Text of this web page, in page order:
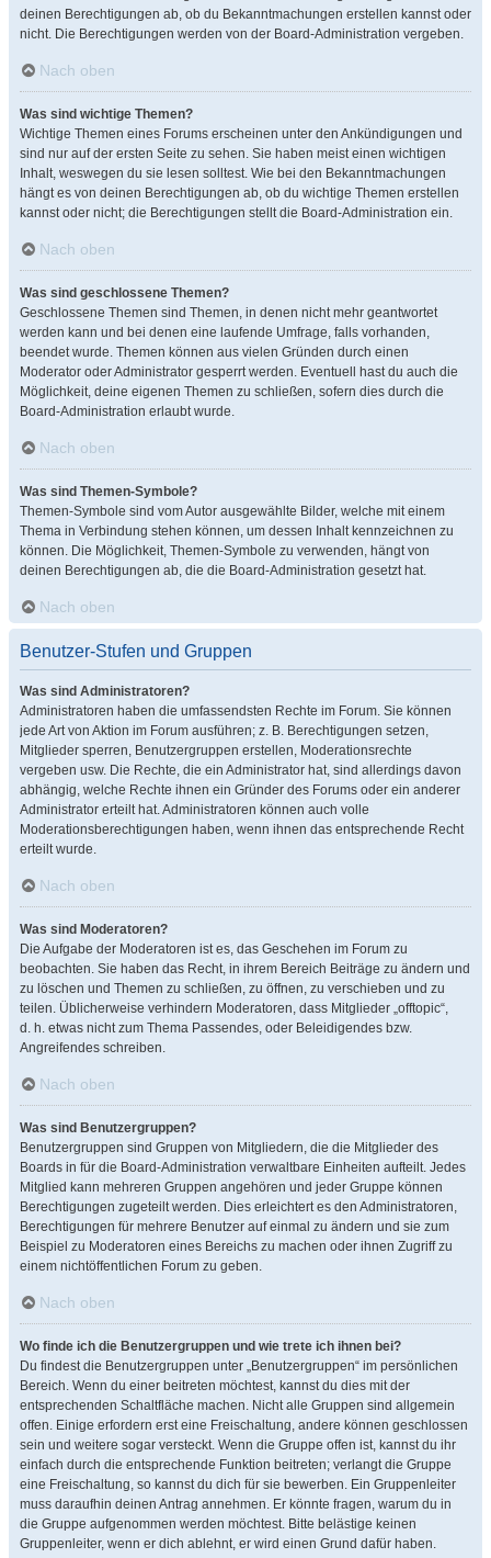
deinen Berechtigungen ab, ob du Bekanntmachungen erstellen kannst oder
nicht. Die Berechtigungen werden von der Board-Administration vergeben.
Nach oben
Was sind wichtige Themen?
Wichtige Themen eines Forums erscheinen unter den Ankündigungen und
sind nur auf der ersten Seite zu sehen. Sie haben meist einen wichtigen
Inhalt, weswegen du sie lesen solltest. Wie bei den Bekanntmachungen
hängt es von deinen Berechtigungen ab, ob du wichtige Themen erstellen
kannst oder nicht; die Berechtigungen stellt die Board-Administration ein.
Nach oben
Was sind geschlossene Themen?
Geschlossene Themen sind Themen, in denen nicht mehr geantwortet
werden kann und bei denen eine laufende Umfrage, falls vorhanden,
beendet wurde. Themen können aus vielen Gründen durch einen
Moderator oder Administrator gesperrt werden. Eventuell hast du auch die
Möglichkeit, deine eigenen Themen zu schließen, sofern dies durch die
Board-Administration erlaubt wurde.
Nach oben
Was sind Themen-Symbole?
Themen-Symbole sind vom Autor ausgewählte Bilder, welche mit einem
Thema in Verbindung stehen können, um dessen Inhalt kennzeichnen zu
können. Die Möglichkeit, Themen-Symbole zu verwenden, hängt von
deinen Berechtigungen ab, die die Board-Administration gesetzt hat.
Nach oben
Benutzer-Stufen und Gruppen
Was sind Administratoren?
Administratoren haben die umfassendsten Rechte im Forum. Sie können
jede Art von Aktion im Forum ausführen; z. B. Berechtigungen setzen,
Mitglieder sperren, Benutzergruppen erstellen, Moderationsrechte
vergeben usw. Die Rechte, die ein Administrator hat, sind allerdings davon
abhängig, welche Rechte ihnen ein Gründer des Forums oder ein anderer
Administrator erteilt hat. Administratoren können auch volle
Moderationsberechtigungen haben, wenn ihnen das entsprechende Recht
erteilt wurde.
Nach oben
Was sind Moderatoren?
Die Aufgabe der Moderatoren ist es, das Geschehen im Forum zu
beobachten. Sie haben das Recht, in ihrem Bereich Beiträge zu ändern und
zu löschen und Themen zu schließen, zu öffnen, zu verschieben und zu
teilen. Üblicherweise verhindern Moderatoren, dass Mitglieder „offtopic“,
d. h. etwas nicht zum Thema Passendes, oder Beleidigendes bzw.
Angreifendes schreiben.
Nach oben
Was sind Benutzergruppen?
Benutzergruppen sind Gruppen von Mitgliedern, die die Mitglieder des
Boards in für die Board-Administration verwaltbare Einheiten aufteilt. Jedes
Mitglied kann mehreren Gruppen angehören und jeder Gruppe können
Berechtigungen zugeteilt werden. Dies erleichtert es den Administratoren,
Berechtigungen für mehrere Benutzer auf einmal zu ändern und sie zum
Beispiel zu Moderatoren eines Bereichs zu machen oder ihnen Zugriff zu
einem nichtöffentlichen Forum zu geben.
Nach oben
Wo finde ich die Benutzergruppen und wie trete ich ihnen bei?
Du findest die Benutzergruppen unter „Benutzergruppen“ im persönlichen
Bereich. Wenn du einer beitreten möchtest, kannst du dies mit der
entsprechenden Schaltfläche machen. Nicht alle Gruppen sind allgemein
offen. Einige erfordern erst eine Freischaltung, andere können geschlossen
sein und weitere sogar versteckt. Wenn die Gruppe offen ist, kannst du ihr
einfach durch die entsprechende Funktion beitreten; verlangt die Gruppe
eine Freischaltung, so kannst du dich für sie bewerben. Ein Gruppenleiter
muss daraufhin deinen Antrag annehmen. Er könnte fragen, warum du in
die Gruppe aufgenommen werden möchtest. Bitte belästige keinen
Gruppenleiter, wenn er dich ablehnt, er wird einen Grund dafür haben.